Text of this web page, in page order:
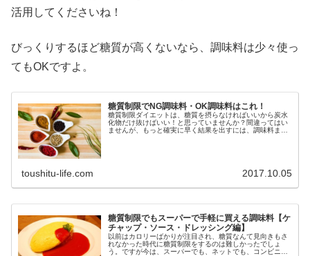
活用してくださいね！
びっくりするほど糖質が高くないなら、調味料は少々使っ
てもOKですよ。
糖質制限でNG調味料・OK調味料はこれ！
糖質制限ダイエットは、糖質を摂らなければいいから炭水
化物だけ抜けばいい！と思っていませんか？間違ってはい
ませんが、もっと確実に早く結果を出すには、調味料まで
toushitu-life.com 2017.10.05
糖質制限でもスーパーで手軽に買える調味料【ケ
チャップ・ソース・ドレッシング編】
以前はカロリーばかりが注目され、糖質なんて見向きもさ
れなかった時代に糖質制限をするのは難しかったでしょ
う。ですが今は、スーパーでも、ネットでも、コンビニで